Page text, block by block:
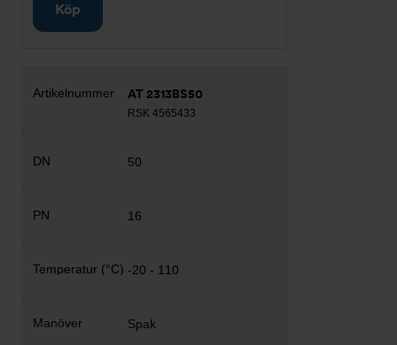
Köp
AT 2313BS50
RSK 4565433
50
16
-20 - 110
Spak